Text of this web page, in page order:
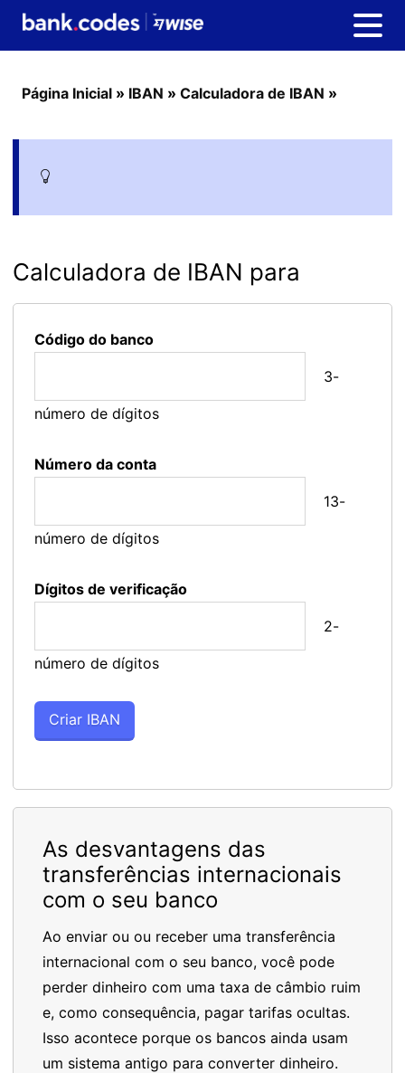
Página Inicial » IBAN » Calculadora de IBAN »
Calculadora de IBAN para
Código do banco
3-
número de dígitos
Número da conta
13-
número de dígitos
Dígitos de verificação
2-
número de dígitos
As desvantagens das
transferências internacionais
com o seu banco
Ao enviar ou ou receber uma transferência
internacional com o seu banco, você pode
perder dinheiro com uma taxa de câmbio ruim
e, como consequência, pagar tarifas ocultas.
Isso acontece porque os bancos ainda usam
um sistema antigo para converter dinheiro.